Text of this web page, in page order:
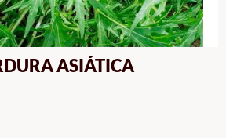
ASIÁTICA